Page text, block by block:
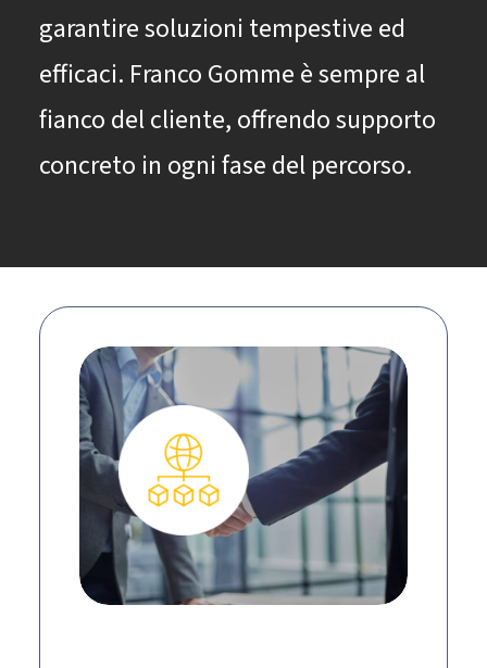
garantire soluzioni tempestive ed
efficaci. Franco Gomme è sempre al
fianco del cliente, offrendo supporto
concreto in ogni fase del percorso.